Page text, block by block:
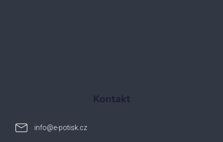
Kontakt
info@e-potisk.cz